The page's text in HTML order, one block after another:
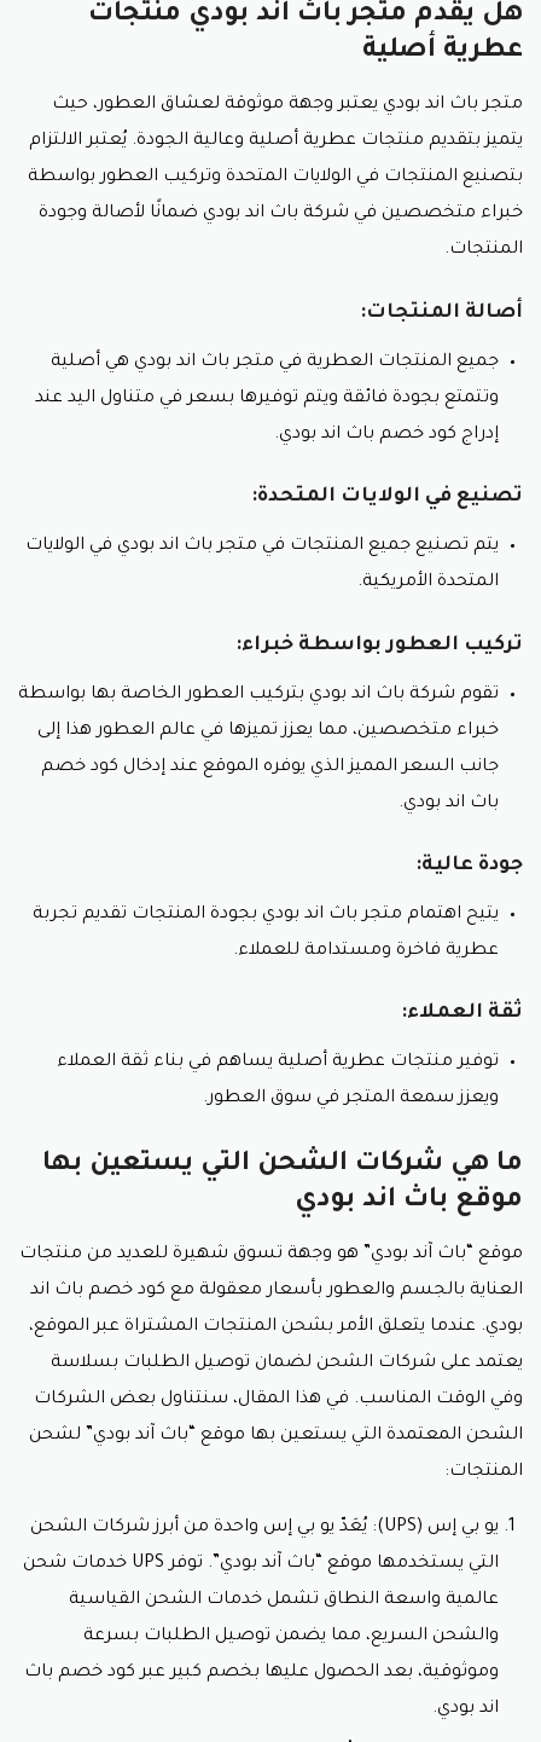
هل يقدم متجر باث اند بودي منتجات
عطرية أصلية
متجر باث اند بودي يعتبر وجهة موثوقة لعشاق العطور، حيث
يتميز بتقديم منتجات عطرية أصلية وعالية الجودة. يُعتبر الالتزام
بتصنيع المنتجات في الولايات المتحدة وتركيب العطور بواسطة
خبراء متخصصين في شركة باث اند بودي ضمانًا لأصالة وجودة
المنتجات.
أصالة المنتجات:
جميع المنتجات العطرية في متجر باث اند بودي هي أصلية
وتتمتع بجودة فائقة ويتم توفيرها بسعر في متناول اليد عند
إدراج كود خصم باث اند بودي.
تصنيع في الولايات المتحدة:
يتم تصنيع جميع المنتجات في متجر باث اند بودي في الولايات
المتحدة الأمريكية.
تركيب العطور بواسطة خبراء:
تقوم شركة باث اند بودي بتركيب العطور الخاصة بها بواسطة
خبراء متخصصين، مما يعزز تميزها في عالم العطور هذا إلى
جانب السعر المميز الذي يوفره الموقع عند إدخال كود خصم
باث اند بودي.
جودة عالية:
يتيح اهتمام متجر باث اند بودي بجودة المنتجات تقديم تجربة
عطرية فاخرة ومستدامة للعملاء.
ثقة العملاء:
توفير منتجات عطرية أصلية يساهم في بناء ثقة العملاء
ويعزز سمعة المتجر في سوق العطور.
ما هي شركات الشحن التي يستعين بها
موقع باث اند بودي
موقع “باث آند بودي” هو وجهة تسوق شهيرة للعديد من منتجات
العناية بالجسم والعطور بأسعار معقولة مع كود خصم باث اند
بودي. عندما يتعلق الأمر بشحن المنتجات المشتراة عبر الموقع،
يعتمد على شركات الشحن لضمان توصيل الطلبات بسلاسة
وفي الوقت المناسب. في هذا المقال، سنتناول بعض الشركات
الشحن المعتمدة التي يستعين بها موقع “باث آند بودي” لشحن
المنتجات:
يو بي إس (UPS): يُعَدّ يو بي إس واحدة من أبرز شركات الشحن
التي يستخدمها موقع “باث آند بودي”. توفر UPS خدمات شحن
عالمية واسعة النطاق تشمل خدمات الشحن القياسية
والشحن السريع، مما يضمن توصيل الطلبات بسرعة
وموثوقية، بعد الحصول عليها بخصم كبير عبر كود خصم باث
اند بودي.